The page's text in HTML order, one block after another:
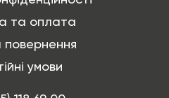
та оплата
повернення
умови